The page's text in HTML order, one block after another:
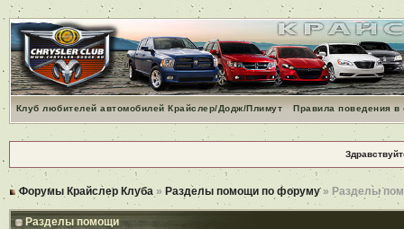
Клуб любителей автомобилей Крайслер/Додж/Плимут Правила поведения
Форумы Крайслер Клуба » Разделы помощи по форуму» Разделы
Разделы помощи